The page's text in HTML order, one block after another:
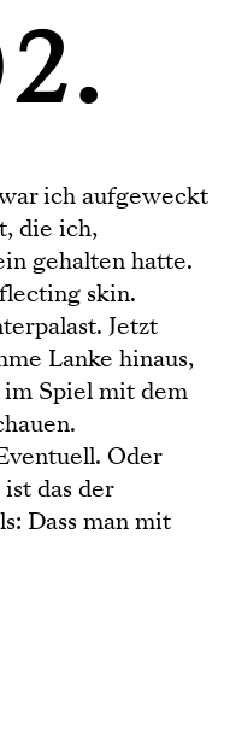
ich aufgeweckt
die ich,
gehalten hatte.
skin.
Jetzt
Lanke hinaus,
Spiel mit dem
Oder
das der
Dass man mit